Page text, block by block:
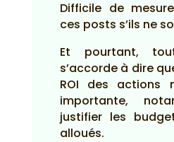
Difficile de
ces posts s’ils ne
Et pourtant,
s’accorde à dire
ROI des actions
importante,
justifier les
alloués.